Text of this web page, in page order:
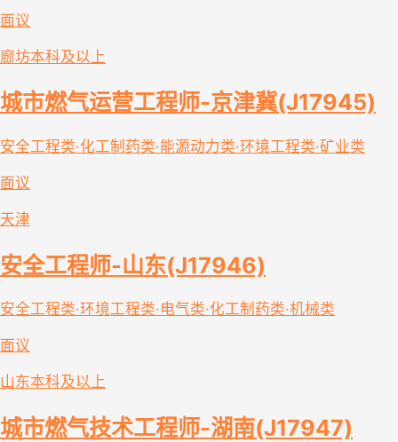
面议
廊坊本科及以上
城市燃气运营工程师-京津冀(J17945)
安全工程类·化工制药类·能源动力类·环境工程类·矿业类
面议
天津
安全工程师-山东(J17946)
安全工程类·环境工程类·电气类·化工制药类·机械类
面议
山东本科及以上
城市燃气技术工程师-湖南(J17947)